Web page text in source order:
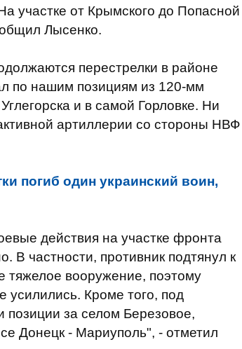
участке от Крымского до Попасной
Лысенко.
перестрелки в районе
по нашим позициям из 120-мм
и в самой Горловке. Ни
артиллерии со стороны НВФ
погиб один украинский воин,
действия на участке фронта
В частности, противник подтянул к
тяжелое вооружение, поэтому
усилились. Кроме того, под
позиции за селом Березовое,
Донецк - Мариуполь", - отметил